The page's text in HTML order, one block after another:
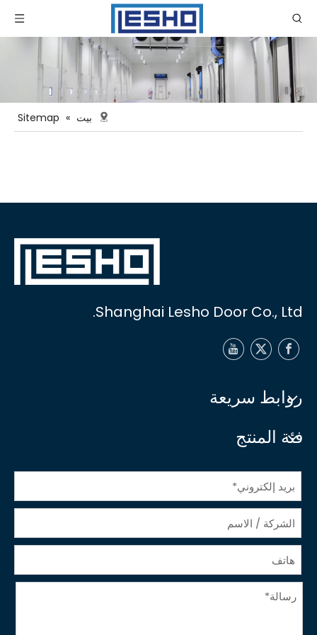
بيت »
Sitemap
Shanghai Lesho Door Co., Ltd.
روابط سريعة
فئة المنتج